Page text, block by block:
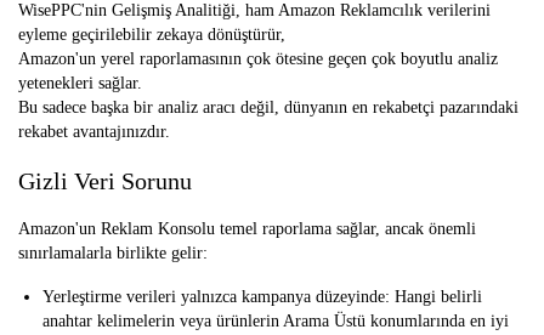
WisePPC'nin Gelişmiş Analitiği, ham Amazon Reklamcılık verilerini
eyleme geçirilebilir zekaya dönüştürür,
Amazon'un yerel raporlamasının çok ötesine geçen çok boyutlu analiz
yetenekleri sağlar.
Bu sadece başka bir analiz aracı değil, dünyanın en rekabetçi pazarındaki
rekabet avantajınızdır.
Gizli Veri Sorunu
Amazon'un Reklam Konsolu temel raporlama sağlar, ancak önemli
sınırlamalarla birlikte gelir:
Yerleştirme verileri yalnızca kampanya düzeyinde: Hangi belirli
anahtar kelimelerin veya ürünlerin Arama Üstü konumlarında en iyi